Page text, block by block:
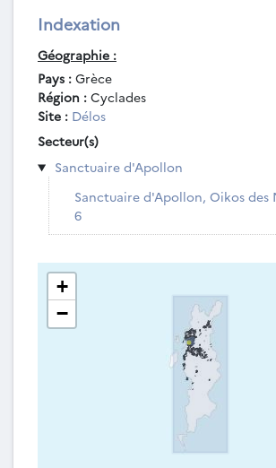
Indexation
Géographie :
Pays : Grèce
Région : Cyclades
Site : Délos
Secteur(s)
Sanctuaire d'Apollon
Sanctuaire d'Apollon, Oikos des
6
+
−